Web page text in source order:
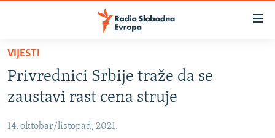
Pređite
glavni
sadržaj
na
KOSOVO
VIJESTI
Privrednici Srbije traže da se
zaustavi rast cena struje
14. oktobar/listopad, 2021.